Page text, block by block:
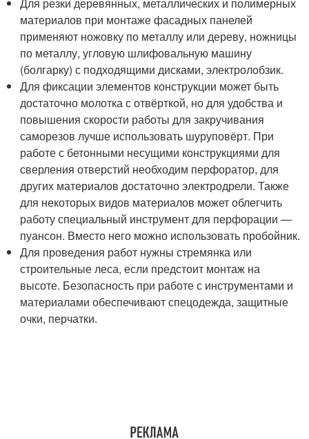
материалов при монтаже фасадных панелей
применяют ножовку по металлу или дереву, ножницы
по металлу, угловую шлифовальную машину
(болгарку) с подходящими дисками, электролобзик.
Для фиксации элементов конструкции может быть
достаточно молотка с отвёрткой, но для удобства и
повышения скорости работы для закручивания
саморезов лучше использовать шуруповёрт. При
работе с бетонными несущими конструкциями для
сверления отверстий необходим перфоратор, для
других материалов достаточно электродрели. Также
для некоторых видов материалов может облегчить
работу специальный инструмент для перфорации —
пуансон. Вместо него можно использовать пробойник.
Для проведения работ нужны стремянка или
строительные леса, если предстоит монтаж на
высоте. Безопасность при работе с инструментами и
материалами обеспечивают спецодежда, защитные
очки, перчатки.